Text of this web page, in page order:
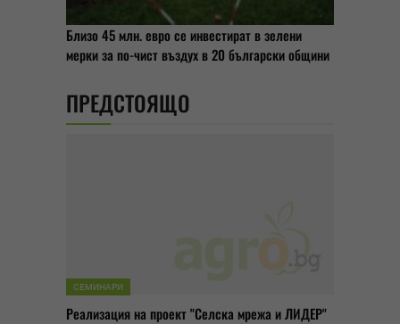
Близо 45 млн. евро се инвестират в зелени
мерки за по-чист въздух в 20 български общини
ПРЕДСТОЯЩО
СЕМИНАРИ
Реализация на проект "Селска мрежа и ЛИДЕР"